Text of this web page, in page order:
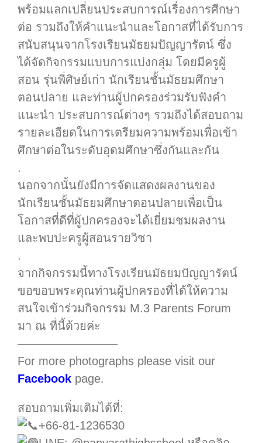
พร้อมแลกเปลี่ยนประสบการณ์เรื่องการศีกษา
ต่อ รวมถึงให้คำแนะนำและโอกาสที่ได้รับการ
สนับสนุนจากโรงเรียนมัธยมปัญญารัตน์ ซึ่ง
ได้จัดกิจกรรมแบบการแบ่งกลุ่ม โดยมีครูผู้
สอน รุ่นพี่ศิษย์เก่า นักเรียนชั้นมัธยมศึกษา
ตอนปลาย และท่านผู้ปกครองร่วมรับฟังคำ
แนะนำ ประสบการณ์ต่างๆ รวมถึงได้สอบถาม
รายละเอียดในการเตรียมความพร้อมเพื่อเข้า
ศึกษาต่อในระดับอุดมศึกษาซึ่งกันและกัน
.
นอกจากนั้นยังมีการจัดแสดงผลงานของ
นักเรียนชั้นมัธยมศึกษาตอนปลายเพื่อเป็น
โอกาสที่ดีที่ผู้ปกครองจะได้เยี่ยมชมผลงาน
และพบปะครูผู้สอนรายวิชา
.
จากกิจกรรมนี้ทางโรงเรียนมัธยมปัญญารัตน์
ขอขอบพระคุณท่านผู้ปกครองที่ได้ให้ความ
สนใจเข้าร่วมกิจกรรม M.3 Parents Forum
มา ณ ที่นี้ด้วยค่ะ
————————–
For more photographs please visit our
Facebook page.
สอบถามเพิ่มเติมได้ที่:
+66-81-1236530